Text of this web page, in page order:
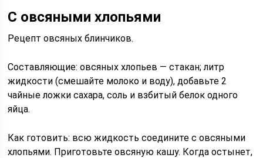
С овсяными хлопьями
Рецепт овсяных блинчиков.
Составляющие: овсяных хлопьев — стакан; литр
жидкости (смешайте молоко и воду), добавьте 2
чайные ложки сахара, соль и взбитый белок одного
яйца.
Как готовить: всю жидкость соедините с овсяными
хлопьями. Приготовьте овсяную кашу. Когда остынет,